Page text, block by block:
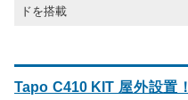
ドを搭載
Tapo C410 KIT 屋外設置！